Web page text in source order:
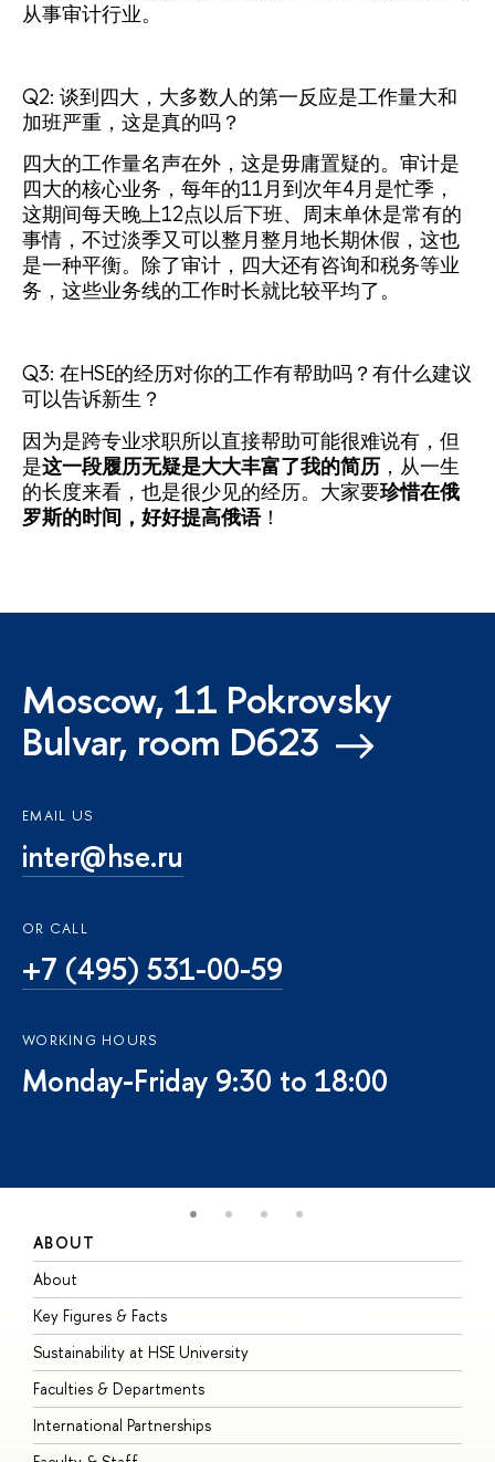
从事审计行业。
Q2: 谈到四大，大多数人的第一反应是工作量大和
加班严重，这是真的吗？
四大的工作量名声在外，这是毋庸置疑的。审计是
四大的核心业务，每年的11月到次年4月是忙季，
这期间每天晚上12点以后下班、周末单休是常有的
事情，不过淡季又可以整月整月地长期休假，这也
是一种平衡。除了审计，四大还有咨询和税务等业
务，这些业务线的工作时长就比较平均了。
Q3: 在HSE的经历对你的工作有帮助吗？有什么建议
可以告诉新生？
因为是跨专业求职所以直接帮助可能很难说有，但
是这一段履历无疑是大大丰富了我的简历 ，从一生
的长度来看，也是很少见的经历。大家要珍惜在俄
罗斯的时间，好好提高俄语！
Moscow, 11 Pokrovsky
Bulvar, room D623
EMAIL US
inter@hse.ru
OR CALL
+7 (495) 531-00-59
WORKING HOURS
Monday-Friday 9:30 to 18:00
ABOUT
About
Key Figures & Facts
Sustainability at HSE University
Faculties & Departments
International Partnerships